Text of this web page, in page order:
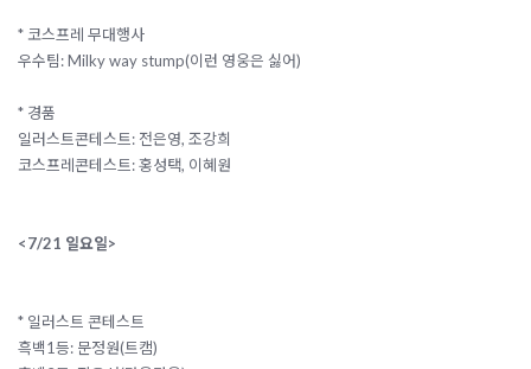
* 코스프레 무대행사
우수팀: Milky way stump(이런 영웅은 싫어)
* 경품
일러스트콘테스트: 전은영, 조강희
코스프레콘테스트: 홍성택, 이혜원
<7/21 일요일>
* 일러스트 콘테스트
흑백1등: 문정원(트캠)